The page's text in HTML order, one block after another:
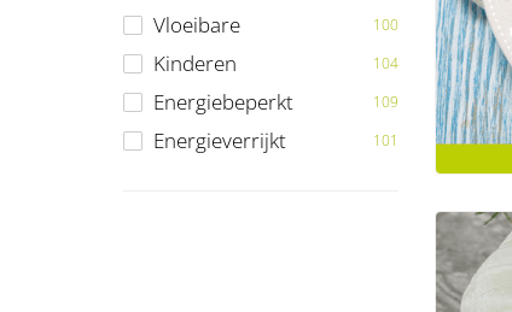
Vloeibare 100
Kinderen 104
Energiebeperkt 109
Energieverrijkt 101